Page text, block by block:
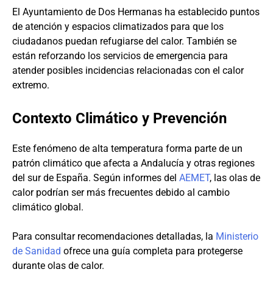
El Ayuntamiento de Dos Hermanas ha establecido puntos
de atención y espacios climatizados para que los
ciudadanos puedan refugiarse del calor. También se
están reforzando los servicios de emergencia para
atender posibles incidencias relacionadas con el calor
extremo.
Contexto Climático y Prevención
Este fenómeno de alta temperatura forma parte de un
patrón climático que afecta a Andalucía y otras regiones
del sur de España. Según informes del AEMET, las olas de
calor podrían ser más frecuentes debido al cambio
climático global.
Para consultar recomendaciones detalladas, la Ministerio
de Sanidad ofrece una guía completa para protegerse
durante olas de calor.